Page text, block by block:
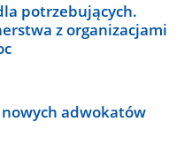
potrzebujących.
z organizacjami
adwokatów